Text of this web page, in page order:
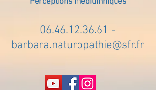
Perceptions médiumniques
06.46.12.36.61 -
barbara.naturopathie@sfr.fr